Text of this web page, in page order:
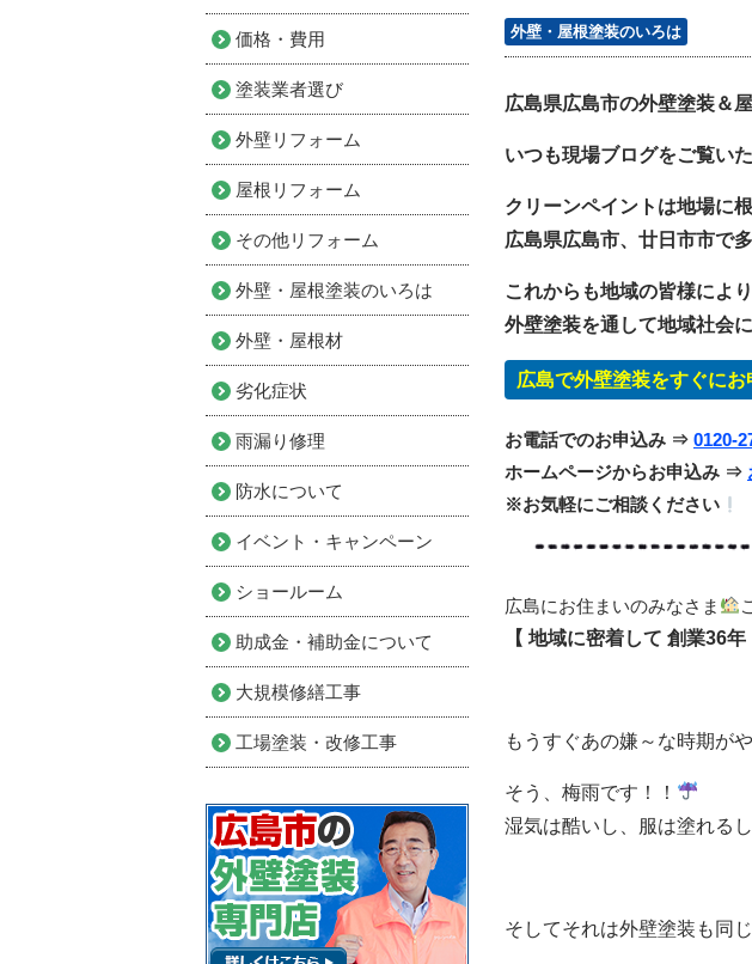
外壁・屋根塗装のいろは
広島県広島市の外壁塗装＆
いつも現場ブログをご覧い
クリーンペイントは地場に
広島県広島市、廿日市市で
これからも地域の皆様によ
外壁塗装を通して地域社会
広島で外壁塗装をすぐに
お電話でのお申込み ⇒ 0120-
ホームページからお申込み ⇒
※お気軽にご相談ください
広島にお住まいのみなさま
【 地域に密着して 創業36年
もうすぐあの嫌～な時期が
そう、梅雨です！！
湿気は酷いし、服は塗れる
そしてそれは外壁塗装も同
価格・費用
塗装業者選び
外壁リフォーム
屋根リフォーム
その他リフォーム
外壁・屋根塗装のいろは
外壁・屋根材
劣化症状
雨漏り修理
防水について
イベント・キャンペーン
ショールーム
助成金・補助金について
大規模修繕工事
工場塗装・改修工事